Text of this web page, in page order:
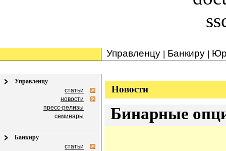
Управленцу | Банкиру |
Управленцу
статьи
новости
пресс-релизы
семинары
Банкиру
статьи
Новости
Бинарные